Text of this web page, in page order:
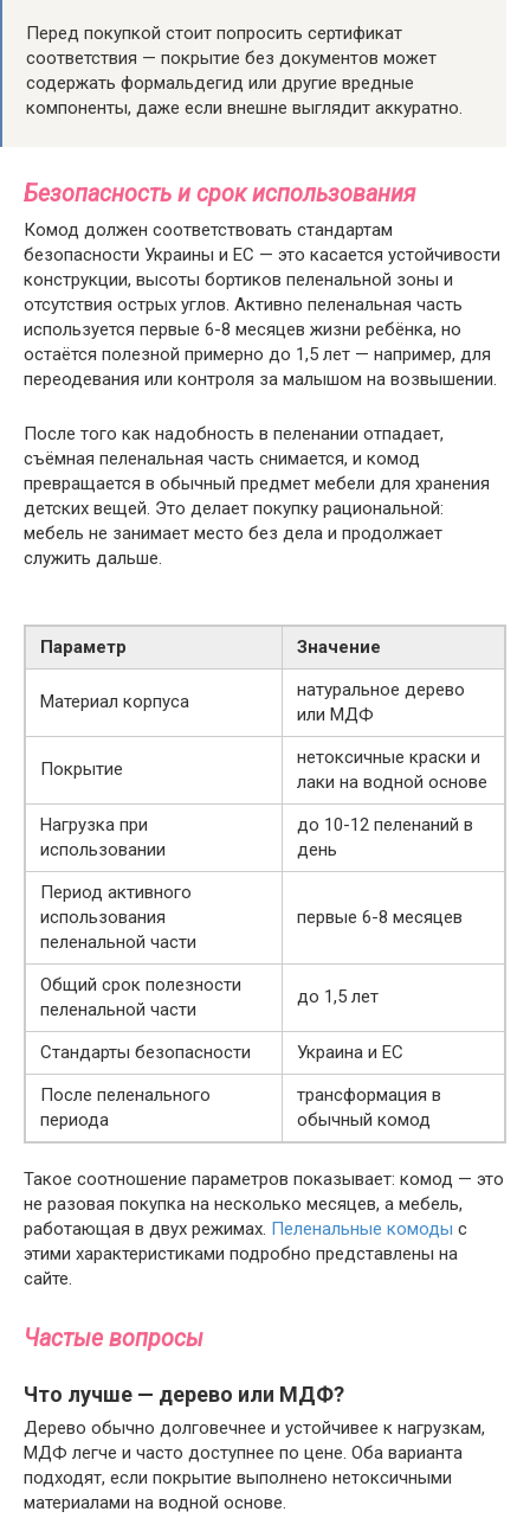
Перед покупкой стоит попросить сертификат
соответствия — покрытие без документов может
содержать формальдегид или другие вредные
компоненты, даже если внешне выглядит аккуратно.
Безопасность и срок использования
Комод должен соответствовать стандартам
безопасности Украины и ЕС — это касается устойчивости
конструкции, высоты бортиков пеленальной зоны и
отсутствия острых углов. Активно пеленальная часть
используется первые 6-8 месяцев жизни ребёнка, но
остаётся полезной примерно до 1,5 лет — например, для
переодевания или контроля за малышом на возвышении.
После того как надобность в пеленании отпадает,
съёмная пеленальная часть снимается, и комод
превращается в обычный предмет мебели для хранения
детских вещей. Это делает покупку рациональной:
мебель не занимает место без дела и продолжает
служить дальше.
Параметр Значение
Материал корпуса
натуральное дерево
или МДФ
Покрытие
нетоксичные краски и
лаки на водной основе
Нагрузка при
использовании
до 10-12 пеленаний в
день
Период активного
использования
пеленальной части
первые 6-8 месяцев
Общий срок полезности
пеленальной части
до 1,5 лет
Стандарты безопасности
Украина и ЕС
После пеленального
периода
трансформация в
обычный комод
Такое соотношение параметров показывает: комод — это
не разовая покупка на несколько месяцев, а мебель,
работающая в двух режимах. Пеленальные комоды с
этими характеристиками подробно представлены на
сайте.
Частые вопросы
Что лучше — дерево или МДФ?
Дерево обычно долговечнее и устойчивее к нагрузкам,
МДФ легче и часто доступнее по цене. Оба варианта
подходят, если покрытие выполнено нетоксичными
материалами на водной основе.